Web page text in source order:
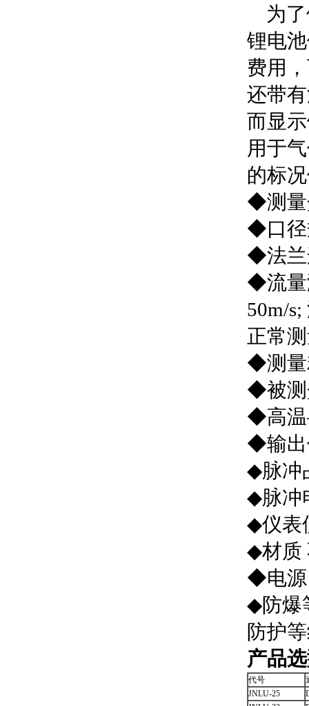
为了
锂电
费用
还带
而显
用于
的标
◆测量
◆口径
◆法兰
◆流量
50m/s;
正常
◆测量
◆被测
◆高
◆输出
◆脉冲
◆脉冲
◆仪表
◆材质
◆电源
◆防爆
防护
产品
代号
JNLU-25